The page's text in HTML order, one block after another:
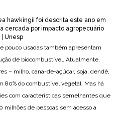
hawkingii foi descrita este ano em
cercada por impacto agropecuário
| Unesp
pouco usadas também apresentam
de biocombustível. Atualmente,
– milho, cana-de-açúcar, soja, dendê,
80% do combustível vegetal. Mas há
com características semelhantes que
milhões de pessoas sem acesso a